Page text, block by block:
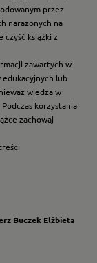
przez
narażonych na
książki z
zawartych w
edukacyjnych lub
wiedza w
korzystania
zachowaj
Buczek Elżbieta